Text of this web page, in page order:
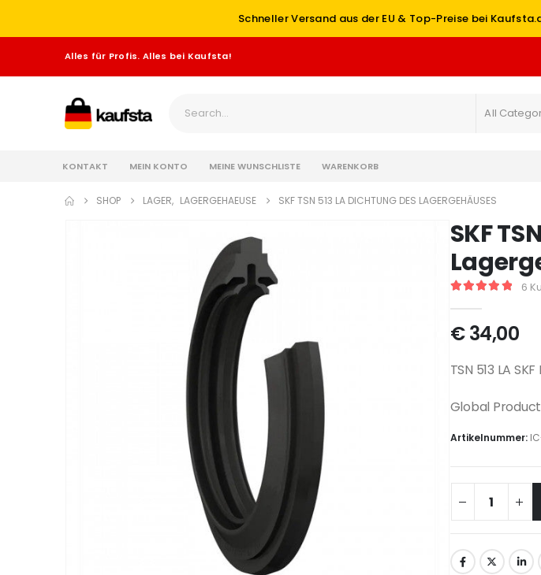
Schneller Versand aus der EU & Top-Preise bei
Alles für Profis. Alles bei Kaufsta!
All
KONTAKT MEIN KONTO MEINE WUNSCHLISTE WARENKORB
SHOP LAGER, LAGERGEHAEUSE SKF TSN 513 LA DICHTUNG DES LAGERGEHÄUSES
SKF
6
€34,00
TSN 513 LA
Global Product
Artikelnummer: